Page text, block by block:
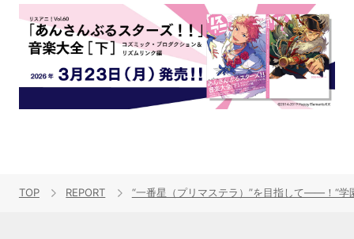
TOP REPORT “一番星（プリマステラ）”を目指して――！“